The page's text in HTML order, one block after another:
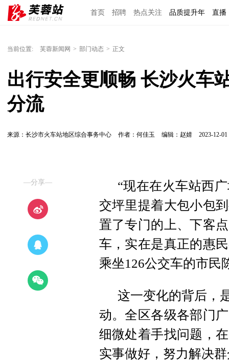
首页 招聘 热点关注 品质提升年 直播
当前位置: 芙蓉新闻网 > 部门动态 > 正文
出行安全更顺畅 长沙火车
分流
来源：长沙市火车站地区综合事务中心 作者：何佳玉 编辑：赵婧 2023-12-01
—分享—
“现在在火车站西
交坪里提着大包小包
置了专门的上、下客
车，实在是真正的惠
乘坐126公交车的市民
这一变化的背后，
动。全区各级各部门
细微处着手找问题，
实事做好，努力解决